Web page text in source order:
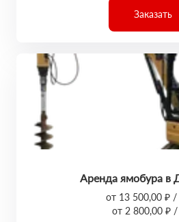
Заказать
Аренда ямобура в
от 13 500,00 ₽ /
от 2 800,00 ₽ /